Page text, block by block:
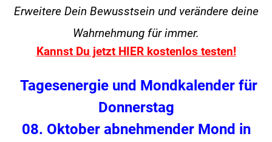
Erweitere Dein Bewusstsein und verändere deine
Wahrnehmung für immer.
Kannst Du jetzt HIER kostenlos testen!
Tagesenergie und Mondkalender für
Donnerstag
08. Oktober abnehmender Mond in